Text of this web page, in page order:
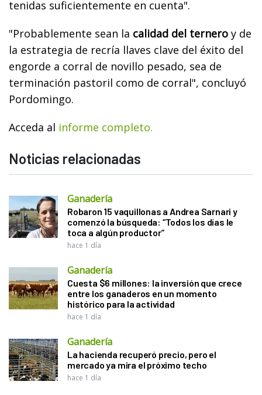
tenidas suficientemente en cuenta".
"Probablemente sean la calidad del ternero y de
la estrategia de recría llaves clave del éxito del
engorde a corral de novillo pesado, sea de
terminación pastoril como de corral", concluyó
Pordomingo.
Acceda al informe completo.
Noticias relacionadas
Ganadería
Robaron 15 vaquillonas a Andrea Sarnari y
comenzó la búsqueda: “Todos los días le
toca a algún productor”
hace 1 día
Ganadería
Cuesta $6 millones: la inversión que crece
entre los ganaderos en un momento
histórico para la actividad
hace 1 día
Ganadería
La hacienda recuperó precio, pero el
mercado ya mira el próximo techo
hace 1 día